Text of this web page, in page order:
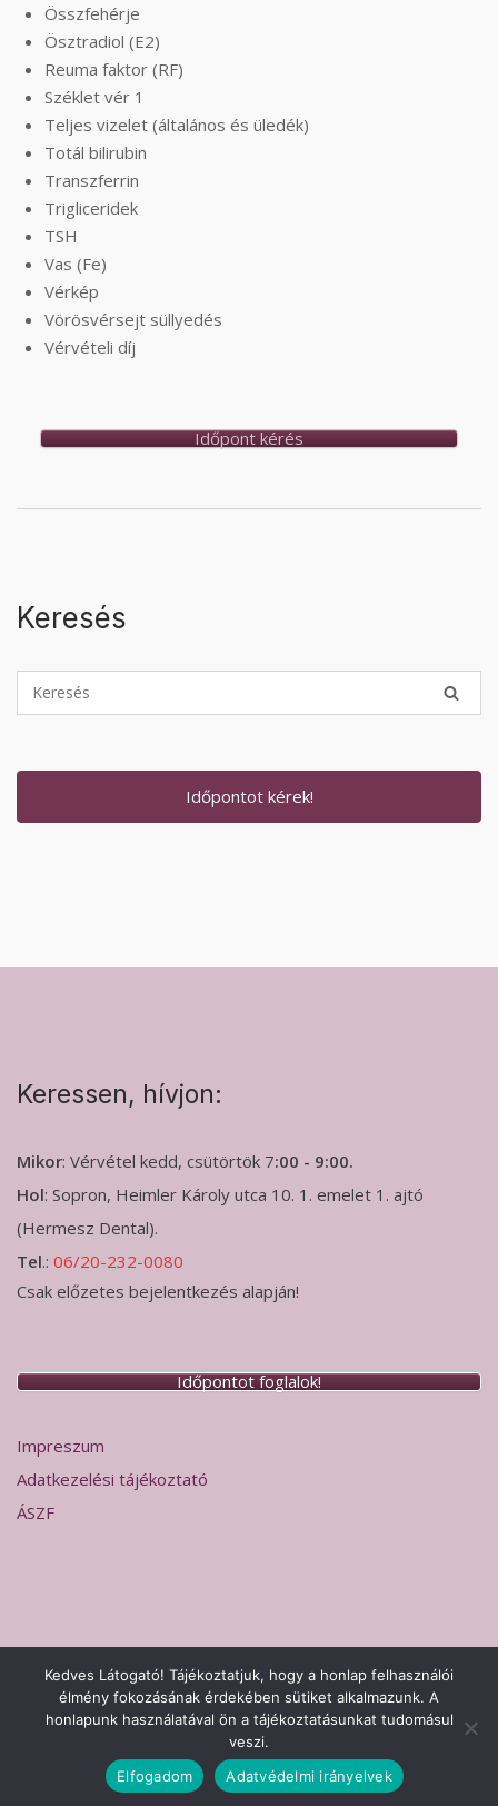
Összfehérje
Ösztradiol (E2)
Reuma faktor (RF)
Széklet vér 1
Teljes vizelet (általános és üledék)
Totál bilirubin
Transzferrin
Trigliceridek
TSH
Vas (Fe)
Vérkép
Vörösvérsejt süllyedés
Vérvételi díj
Időpont kérés
Keresés
Időpontot kérek!
Keressen, hívjon:
Mikor: Vérvétel kedd, csütörtök 7:00 - 9:00.
Hol: Sopron, Heimler Károly utca 10. 1. emelet 1. ajtó
(Hermesz Dental).
Tel.: 06/20-232-0080
Csak előzetes bejelentkezés alapján!
Időpontot foglalok!
Impreszum
Adatkezelési tájékoztató
ÁSZF
2026 © Hermesz Labor Sopron Adatkezelési tájékoztató
Theme
bySiteOrigin
Impreszum Adatkezelési tájékoztató ÁSZF
Kedves Látogató! Tájékoztatjuk, hogy a honlap felhasználói
élmény fokozásának érdekében sütiket alkalmazunk. A
honlapunk használatával ön a tájékoztatásunkat tudomásul
veszi.
Elfogadom
Adatvédelmi irányelvek